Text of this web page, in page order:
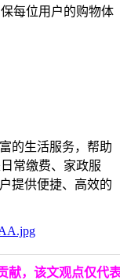
每位用户的购物体
的生活服务，帮助
常缴费、家政服
提供便捷、高效的
献，该文观点仅代